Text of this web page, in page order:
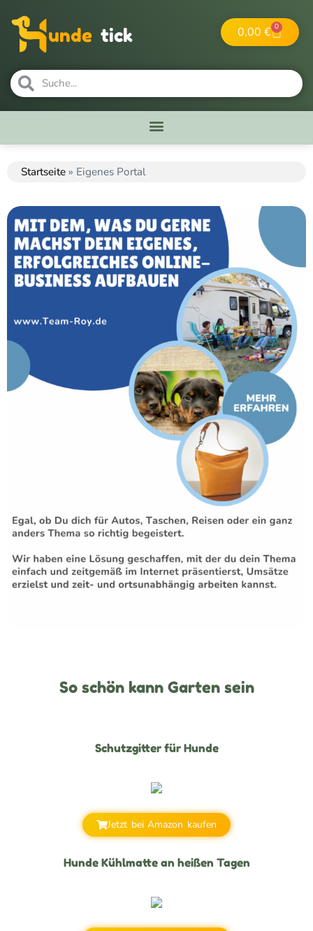
unde tick 0,00 € 0
Startseite » Eigenes Portal
So schön kann Garten sein
Schutzgitter für Hunde
Jetzt bei Amazon kaufen
Hunde Kühlmatte an heißen Tagen